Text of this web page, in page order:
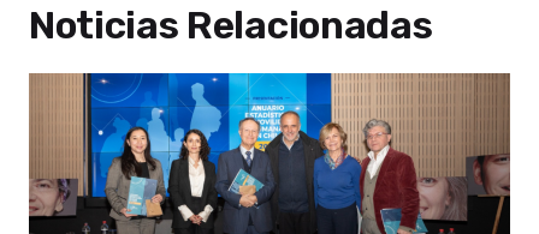
Noticias Relacionadas